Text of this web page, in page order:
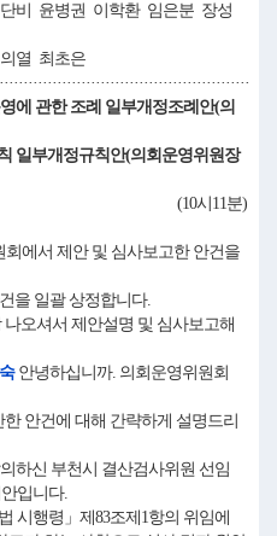
비 윤병권 이학환 임은분 장성
열 최초은
에 관한 조례 일부개정조례안(의
일부개정규칙안(의회운영위원장
(10시11분)
회에서 제안 및 심사보고한 안건을
을 일괄 상정합니다.
오셔서 제안설명 및 심사보고해
안녕하십니까. 의회운영위원회
안건에 대해 간략하게 설명드리
하신 부천시 결산검사위원 선임
입니다.
시행령」제83조제1항의 위임에